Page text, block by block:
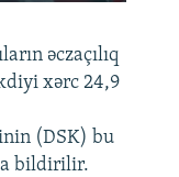
480p
360p
480p
720p
1080p
əczaçılıq
xərc 24,9
(DSK) bu
bildirilir.